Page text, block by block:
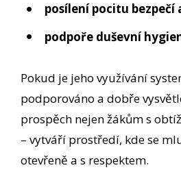
posílení pocitu
podpoře duševní
Pokud je jeho využívání
podporováno a dobře
prospěch nejen žákům s
– vytváří prostředí, kde se
otevřeně a s respektem.